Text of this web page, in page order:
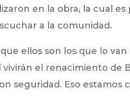
en la obra, la cual es
a la comunidad.
ellos son los que lo van
el renacimiento de
seguridad. Eso estamos